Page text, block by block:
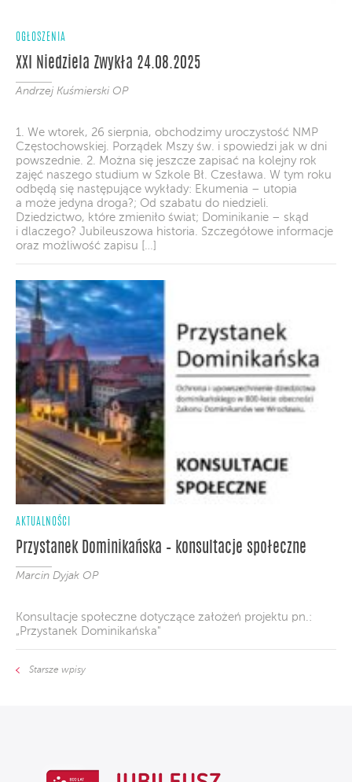
OGŁOSZENIA
XXI Niedziela Zwykła 24.08.2025
Andrzej Kuśmierski OP
1. We wtorek, 26 sierpnia, obchodzimy uroczystość NMP
Częstochowskiej. Porządek Mszy św. i spowiedzi jak w dni
powszednie. 2. Można się jeszcze zapisać na kolejny rok
zajęć naszego studium w Szkole Bł. Czesława. W tym roku
odbędą się następujące wykłady: Ekumenia – utopia
a może jedyna droga?; Od szabatu do niedzieli.
Dziedzictwo, które zmieniło świat; Dominikanie – skąd
i dlaczego? Jubileuszowa historia. Szczegółowe informacje
oraz możliwość zapisu […]
AKTUALNOŚCI
Przystanek Dominikańska – konsultacje społeczne
Marcin Dyjak OP
Konsultacje społeczne dotyczące założeń projektu pn.:
„Przystanek Dominikańska"
Starsze wpisy